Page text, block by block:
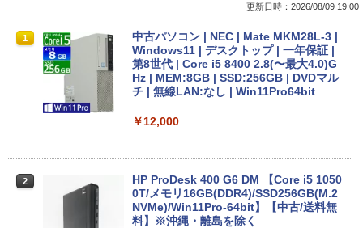
1
【ノートPC用】【あんしん3ヶ月に延長
保証】通常付属している30日の保証期間
が3ヶ月に延長されます。【単品購入・併
用不可※レビューキャンペーンは除く /
ノートパソコン専用】
￥1,000
2
【期間限定★新品無線マウス付】中古ノ
ートパソコン Windows11 Office2019搭
載 15.6型 テンキー付き Celeron 第8世代
Core i3 Core i5 メモリ4GB/16GB SSD1
更新日時：2026/08/09 19:00
1
中古パソコン | NEC | Mate MKM28L-3 |
Windows11 | デスクトップ | 一年保証 |
第8世代 | Core i5 8400 2.8(〜最大4.0)G
Hz | MEM:8GB | SSD:256GB | DVDマル
チ | 無線LAN:なし | Win11Pro64bit
￥12,000
2
HP ProDesk 400 G6 DM 【Core i5 1050
0T/メモリ16GB(DDR4)/SSD256GB(M.2
NVMe)/Win11Pro-64bit】【中古/送料無
料】※沖縄・離島を除く